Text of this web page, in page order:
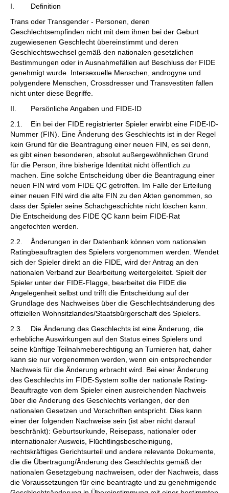
I. Definition
Trans oder Transgender - Personen, deren
Geschlechtsempfinden nicht mit dem ihnen bei der Geburt
zugewiesenen Geschlecht übereinstimmt und deren
Geschlechtswechsel gemäß den nationalen gesetzlichen
Bestimmungen oder in Ausnahmefällen auf Beschluss der FIDE
genehmigt wurde. Intersexuelle Menschen, androgyne und
polygendere Menschen, Crossdresser und Transvestiten fallen
nicht unter diese Begriffe.
II. Persönliche Angaben und FIDE-ID
2.1. Ein bei der FIDE registrierter Spieler erwirbt eine FIDE-ID-
Nummer (FIN). Eine Änderung des Geschlechts ist in der Regel
kein Grund für die Beantragung einer neuen FIN, es sei denn,
es gibt einen besonderen, absolut außergewöhnlichen Grund
für die Person, ihre bisherige Identität nicht öffentlich zu
machen. Eine solche Entscheidung über die Beantragung einer
neuen FIN wird vom FIDE QC getroffen. Im Falle der Erteilung
einer neuen FIN wird die alte FIN zu den Akten genommen, so
dass der Spieler seine Schachgeschichte nicht löschen kann.
Die Entscheidung des FIDE QC kann beim FIDE-Rat
angefochten werden.
2.2. Änderungen in der Datenbank können vom nationalen
Ratingbeauftragten des Spielers vorgenommen werden. Wendet
sich der Spieler direkt an die FIDE, wird der Antrag an den
nationalen Verband zur Bearbeitung weitergeleitet. Spielt der
Spieler unter der FIDE-Flagge, bearbeitet die FIDE die
Angelegenheit selbst und trifft die Entscheidung auf der
Grundlage des Nachweises über die Geschlechtsänderung des
offiziellen Wohnsitzlandes/Staatsbürgerschaft des Spielers.
2.3. Die Änderung des Geschlechts ist eine Änderung, die
erhebliche Auswirkungen auf den Status eines Spielers und
seine künftige Teilnahmeberechtigung an Turnieren hat, daher
kann sie nur vorgenommen werden, wenn ein entsprechender
Nachweis für die Änderung erbracht wird. Bei einer Änderung
des Geschlechts im FIDE-System sollte der nationale Rating-
Beauftragte von dem Spieler einen ausreichenden Nachweis
über die Änderung des Geschlechts verlangen, der den
nationalen Gesetzen und Vorschriften entspricht. Dies kann
einer der folgenden Nachweise sein (ist aber nicht darauf
beschränkt): Geburtsurkunde, Reisepass, nationaler oder
internationaler Ausweis, Flüchtlingsbescheinigung,
rechtskräftiges Gerichtsurteil und andere relevante Dokumente,
die die Übertragung/Änderung des Geschlechts gemäß der
nationalen Gesetzgebung nachweisen, oder der Nachweis, dass
die Voraussetzungen für eine beantragte und zu genehmigende